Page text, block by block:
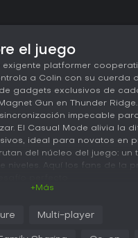
el juego
exigente platformer
a Colin con su cuerda
gadgets exclusivos de
Gun en Thunder
impecable
El Casual Mode alivia la
ideal para novatos en
del núcleo del juego: un
niveles. Aquí los fans de la
player co-op platformer
hundreds of hazard
+Más
Multi-player